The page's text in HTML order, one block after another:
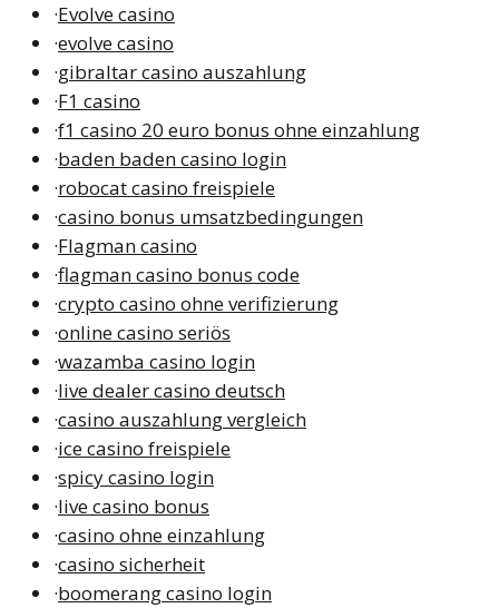
·Evolve casino
·evolve casino
·gibraltar casino auszahlung
·F1 casino
·f1 casino 20 euro bonus ohne einzahlung
·baden baden casino login
·robocat casino freispiele
·casino bonus umsatzbedingungen
·Flagman casino
·flagman casino bonus code
·crypto casino ohne verifizierung
·online casino seriös
·wazamba casino login
·live dealer casino deutsch
·casino auszahlung vergleich
·ice casino freispiele
·spicy casino login
·live casino bonus
·casino ohne einzahlung
·casino sicherheit
·boomerang casino login